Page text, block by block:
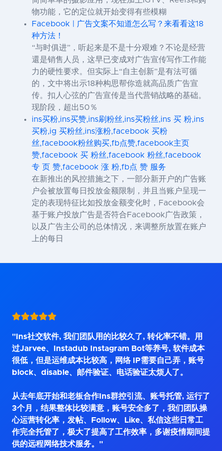
物功能，它的定位就开始变得有些模糊
Facebook | 广告文案不知道怎么写？来看看这18
种方法！
“与时俱进”，听起来是不是十分艰难？不论是经营
還是销售人员，这早已变成对广告宣传写作工作能
力的硬性要求。但实际上“自主创新”是有法可循
的，文中将出示18种构思帮你造就高品质广告宣
传。扣人心弦的广告宣传是当代营销战略的基础。
现阶段，超出50％
ins买粉,ins买赞,ins刷粉丝,ins买粉丝,ins 买 粉,ins
买粉,ig 买粉丝,ins涨粉,facebook 买粉
丝,facebook粉丝购买,fb点赞,facebook主页
赞,facebook 买 粉丝,facebook 粉丝,facebook
专 页 赞,facebook 涨 粉,fb点 赞 服务
在新推出的风控措施之下，一部分新开户的广告账
户会被放置每日投放金额限制，并且当账户呈现一
定的表现特征比如投放金额变化时，Facebook会
基于账户投放广告是否符合Facebook广告政策，
以及广告主公司的总体情况，来调整所放置在账户
上的每日
"Ins社交软件, 我们团队用的比较久了, 转化率不错。用
过Jarvee、Instadub Instagram Bot等养号, 软件成本
很低，但是运维成本比较高，网络 IP需要自己弄，账号
block、disable、邮件验证、电话验证太烦人了。
从去年底开始和老板合作Ins群控引流、账号托管, 运行了
3个月，结果整体比较满意，账号安全多了，我们团队操
心运营转化率，发帖、Follow、Like、私信这些日常工
作完全托管了，极大了提高了工作效率，多谢疫情期间提
供的远程网络技术服务。"